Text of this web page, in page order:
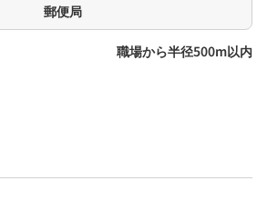
郵便局
職場から半径500m以内